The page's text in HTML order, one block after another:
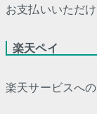
お支払いいただけ
楽天ペイ
楽天サービスへ